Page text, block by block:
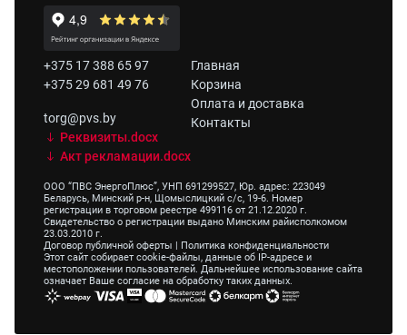
+375 17 388 65 97
+375 29 681 49 76
torg@pvs.by
Реквизиты.docx
Акт рекламации.docx
Главная
Корзина
Оплата и доставка
Контакты
ООО “ПВС ЭнергоПлюс”, УНП 691299527, Юр. адрес: 223049
Беларусь, Минский р-н, Щомыслицкий с/с, 19-6. Номер
регистрации в торговом реестре 499116 от 21.12.2020 г.
Свидетельство о регистрации выдано Минским райисполкомом
23.03.2010 г.
Договор публичной оферты | Политика конфиденциальности
Этот сайт собирает cookie-файлы, данные об IP-адресе и
местоположении пользователей. Дальнейшее использование сайта
означает Ваше согласие на обработку таких данных.